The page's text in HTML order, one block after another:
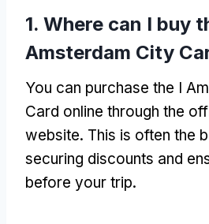
1. Where can I buy
Amsterdam City
You can purchase the I
Card online through the
website. This is often the
securing discounts and
before your trip.